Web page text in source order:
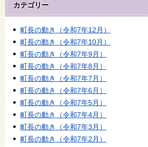
カテゴリー
町長の動き（令和7年12月）
町長の動き（令和7年10月）
町長の動き（令和7年9月）
町長の動き（令和7年8月）
町長の動き（令和7年7月）
町長の動き（令和7年6月）
町長の動き（令和7年5月）
町長の動き（令和7年4月）
町長の動き（令和7年3月）
町長の動き（令和7年2月）